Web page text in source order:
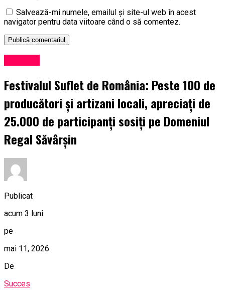
Salvează-mi numele, emailul și site-ul web în acest
navigator pentru data viitoare când o să comentez.
Festivalul Suflet de România: Peste 100 de
producători și artizani locali, apreciați de
25.000 de participanți sosiți pe Domeniul
Regal Săvârșin
Publicat
acum 3 luni
pe
mai 11, 2026
De
Succes